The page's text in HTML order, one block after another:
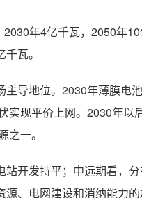
年4亿千瓦，2050年
瓦。
导地位。2030年薄膜电
实现平价上网。2030年以
一。
开发持平；中远期看，
、电网建设和消纳能力